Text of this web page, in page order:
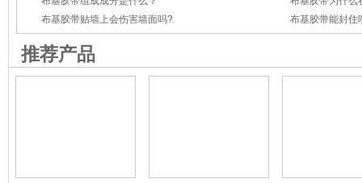
布基胶带贴墙上会伤害墙面吗?
布基胶带能封住
推荐产品